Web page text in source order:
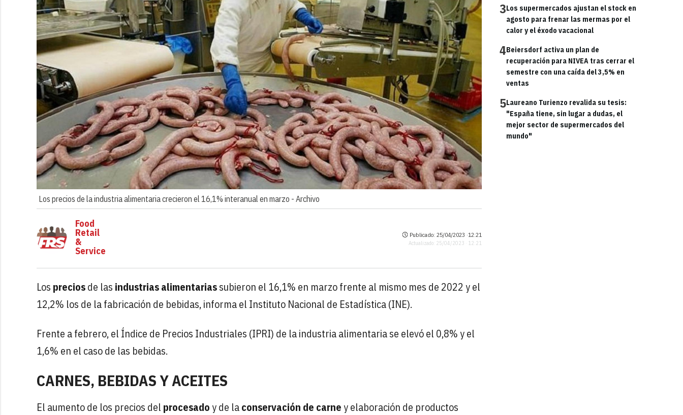
Los precios de la industria alimentaria crecieron el 16,1% interanual en marzo - Archivo
3Los supermercados ajustan el stock en
agosto para frenar las mermas por el
calor y el éxodo vacacional
4Beiersdorf activa un plan de
recuperación para NIVEA tras cerrar el
semestre con una caída del 3,5% en
ventas
5Laureano Turienzo revalida su tesis:
"España tiene, sin lugar a dudas, el
mejor sector de supermercados del
mundo"
Food
Retail
&
Service
Publicado: 25/04/2023 ·12:21
Actualizado: 25/04/2023 · 12:21
Los preciosde las industrias alimentariassubieron el 16,1% en marzo frente al mismo mes de 2022 y el
12,2% los de la fabricación de bebidas, informa el Instituto Nacional de Estadística (INE).
Frente a febrero, el Índice de Precios Industriales (IPRI) de la industria alimentaria se elevó el 0,8% y el
1,6% en el caso de las bebidas.
CARNES, BEBIDAS Y ACEITES
El aumento de los precios del procesadoy de laconservación de carney elaboración de productos